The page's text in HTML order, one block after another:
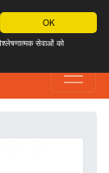
OK
सेवाओं को